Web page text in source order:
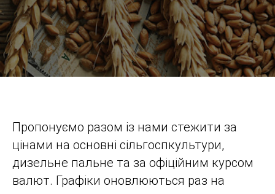
Пропонуємо разом із нами стежити за
цінами на основні сільгоспкультури,
дизельне пальне та за офіційним курсом
валют. Графіки оновлюються раз на